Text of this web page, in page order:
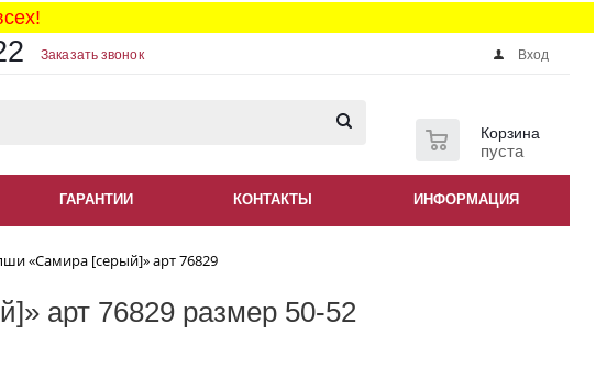
Заказать звонок Вход
Корзина
пуста
ГАРАНТИИ КОНТАКТЫ ИНФОРМАЦИЯ
«Самира [серый]» арт 76829
арт 76829 размер 50-52